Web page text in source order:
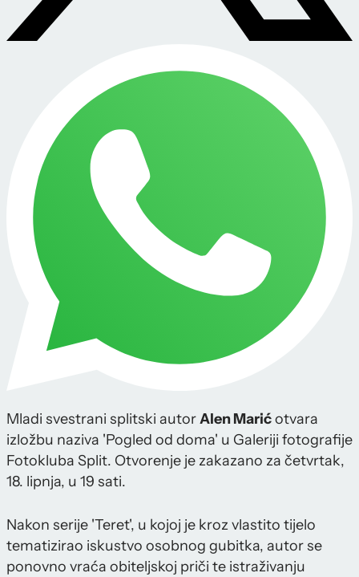
Mladi svestrani splitski autorAlen Marićotvara
izložbu naziva 'Pogled od doma' u Galeriji fotografije
Fotokluba Split. Otvorenje je zakazano za četvrtak,
18. lipnja, u 19 sati.
Nakon serije 'Teret', u kojoj je kroz vlastito tijelo
tematizirao iskustvo osobnog gubitka, autor se
ponovno vraća obiteljskoj priči te istraživanju